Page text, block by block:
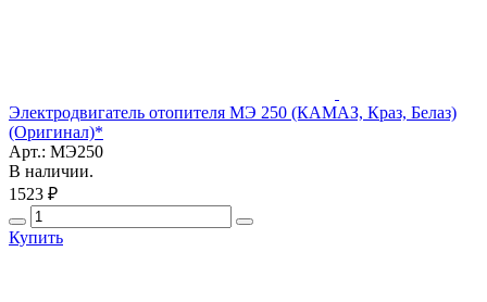
Электродвигатель отопителя МЭ 250 (КАМАЗ, Краз, Белаз)
(Оригинал)*
Арт.: МЭ250
В наличии.
1523 ₽
Купить